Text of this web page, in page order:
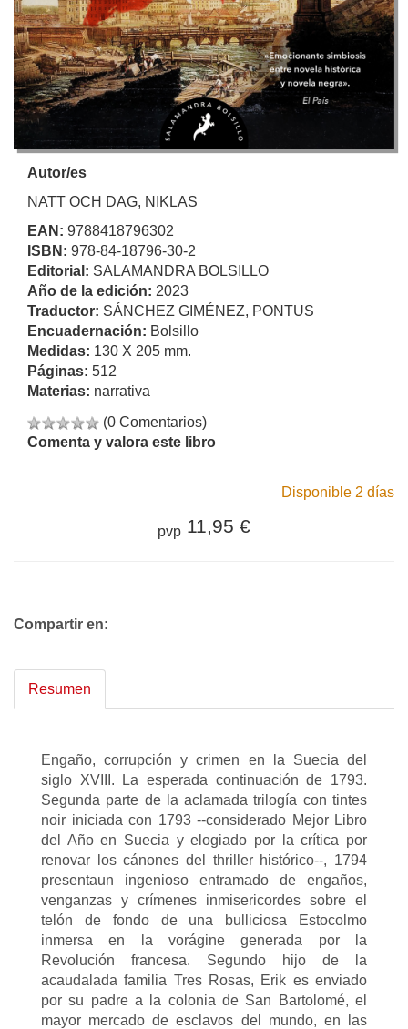
Autor/es
NATT OCH DAG, NIKLAS
EAN: 9788418796302
ISBN: 978-84-18796-30-2
Editorial: SALAMANDRA BOLSILLO
Año de la edición: 2023
Traductor: SÁNCHEZ GIMÉNEZ, PONTUS
Encuadernación: Bolsillo
Medidas: 130 X 205 mm.
Páginas: 512
Materias: narrativa
(0 Comentarios)
Comenta y valora este libro
Disponible 2 días
pvp 11,95 €
Compartir en:
Resumen
Engaño, corrupción y crimen en la Suecia del
siglo XVIII. La esperada continuación de 1793.
Segunda parte de la aclamada trilogía con tintes
noir iniciada con 1793 --considerado Mejor Libro
del Año en Suecia y elogiado por la crítica por
renovar los cánones del thriller histórico--, 1794
presentaun ingenioso entramado de engaños,
venganzas y crímenes inmisericordes sobre el
telón de fondo de una bulliciosa Estocolmo
inmersa en la vorágine generada por la
Revolución francesa. Segundo hijo de la
acaudalada familia Tres Rosas, Erik es enviado
por su padre a la colonia de San Bartolomé, el
mayor mercado de esclavos del mundo, en las